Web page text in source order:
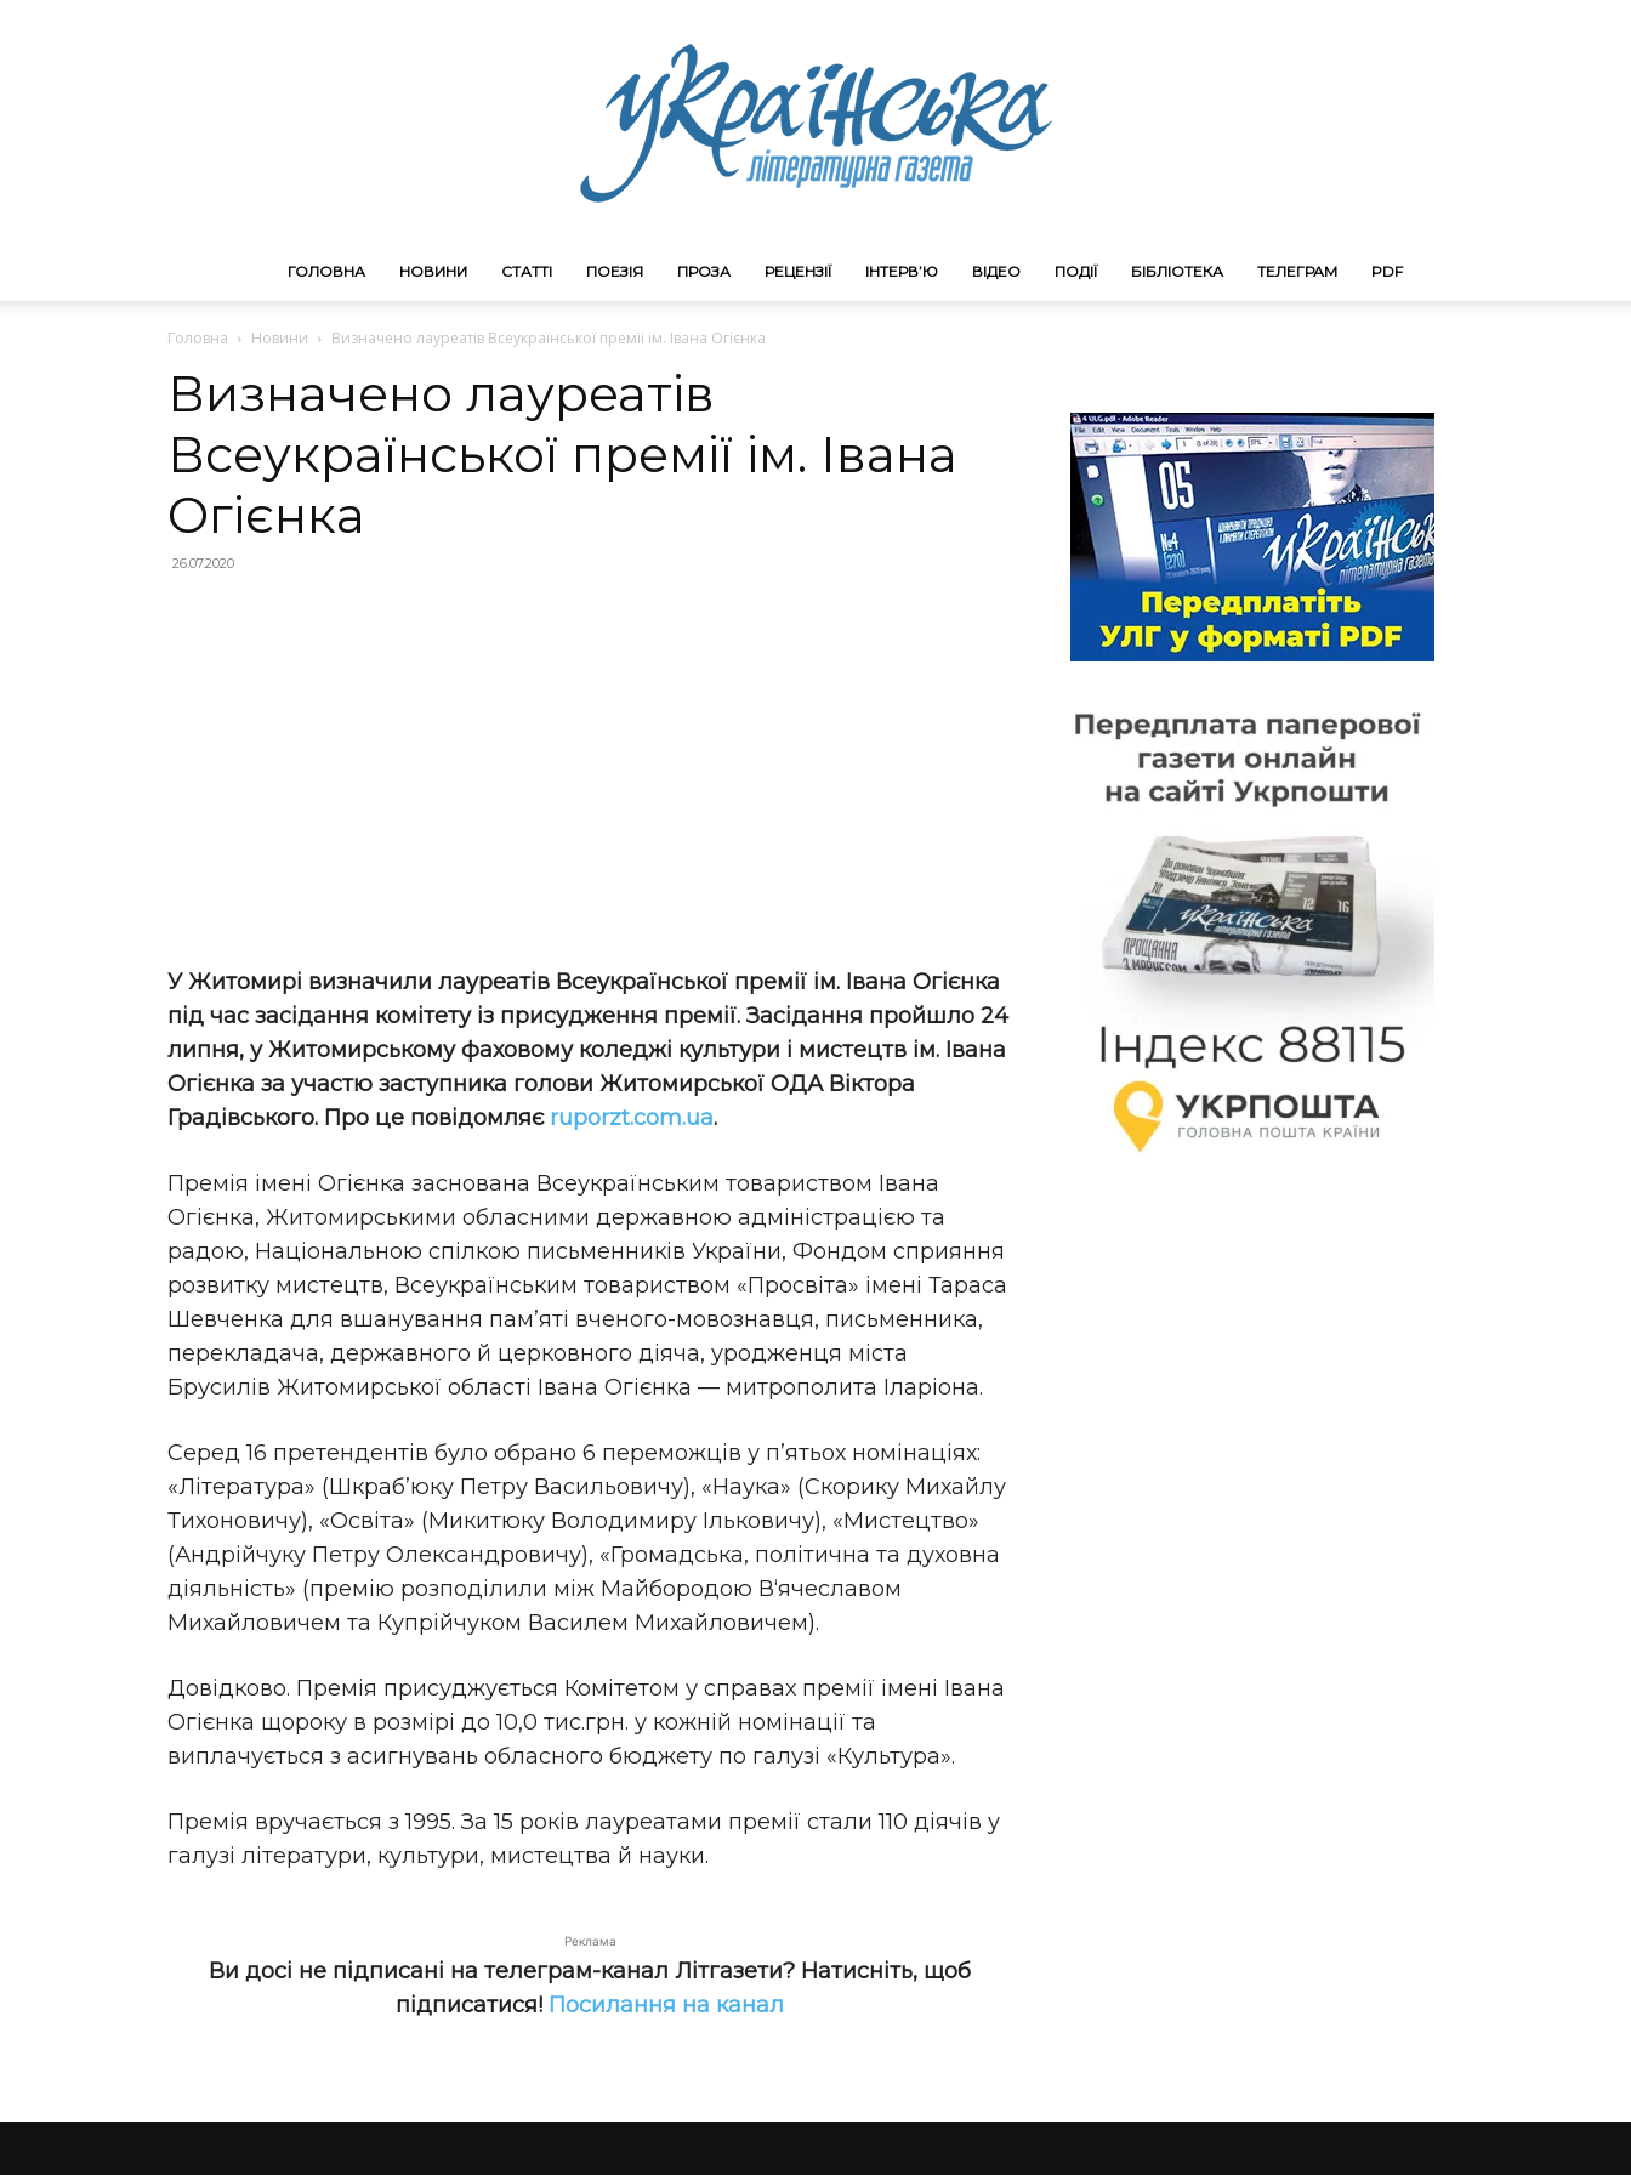
ГОЛОВНА НОВИНИ СТАТТІ ПОЕЗІЯ ПРОЗА РЕЦЕНЗІЇ ІНТЕРВ’Ю ВІДЕО ПОДІЇ БІБЛІОТЕКА ТЕЛЕГРАМ PDF
Головна Новини Визначено лауреатів Всеукраїнської премії ім. Івана Огієнка
Визначено лауреатів
Всеукраїнської премії ім. Івана
Огієнка
26.07.2020
У Житомирі визначили лауреатів Всеукраїнської премії ім. Івана Огієнка
під час засідання комітету із присудження премії. Засідання пройшло 24
липня, у Житомирському фаховому коледжі культури і мистецтв ім. Івана
Огієнка за участю заступника голови Житомирської ОДА Віктора
Градівського. Про це повідомляє ruporzt.com.ua.
Премія імені Огієнка заснована Всеукраїнським товариством Івана
Огієнка, Житомирськими обласними державною адміністрацією та
радою, Національною спілкою письменників України, Фондом сприяння
розвитку мистецтв, Всеукраїнським товариством «Просвіта» імені Тараса
Шевченка для вшанування пам’яті вченого-мовознавця, письменника,
перекладача, державного й церковного діяча, уродженця міста
Брусилів Житомирської області Івана Огієнка — митрополита Іларіона.
Серед 16 претендентів було обрано 6 переможців у п’ятьох номінаціях:
«Література» (Шкраб’юку Петру Васильовичу), «Наука» (Скорику Михайлу
Тихоновичу), «Освіта» (Микитюку Володимиру Ільковичу), «Мистецтво»
(Андрійчуку Петру Олександровичу), «Громадська, політична та духовна
діяльність» (премію розподілили між Майбородою В‘ячеславом
Михайловичем та Купрійчуком Василем Михайловичем).
Довідково. Премія присуджується Комітетом у справах премії імені Івана
Огієнка щороку в розмірі до 10,0 тис.грн. у кожній номінації та
виплачується з асигнувань обласного бюджету по галузі «Культура».
Премія вручається з 1995. За 15 років лауреатами премії стали 110 діячів у
галузі літератури, культури, мистецтва й науки.
Реклама
Ви досі не підписані на телеграм-канал Літгазети? Натисніть, щоб
підписатися! Посилання на канал